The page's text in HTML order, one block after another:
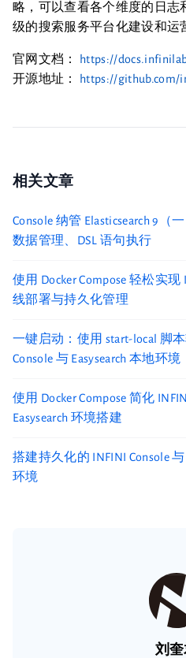
略，可以查看各个维度的日志
级的搜索服务平台化建设和运
官网文档：
https://
开源地址：
https://github.com/
相关文章
Console 纳管 Elasticsearch 9（
数据管理、DSL 语句执行
使用 Docker Compose 轻松实现
线部署与持久化管理
一键启动：使用 start-local 脚
Console 与 Easysearch 本地环境
使用 Docker Compose 简化
Easysearch 环境搭建
搭建持久化的 INFINI Console 与
环境
刘